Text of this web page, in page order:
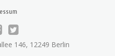
146, 12249 Berlin